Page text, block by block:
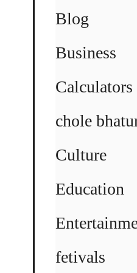
Blog
Business
Calculators
chole
Culture
Education
fetivals